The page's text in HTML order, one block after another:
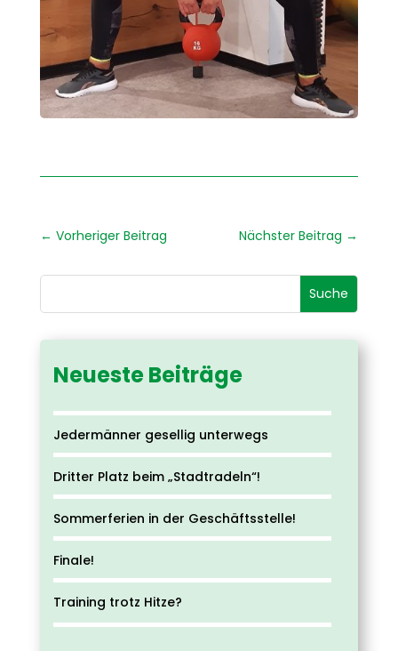
← Vorheriger Beitrag Nächster Beitrag →
Neueste Beiträge
Jedermänner gesellig unterwegs
Dritter Platz beim „Stadtradeln“!
Sommerferien in der Geschäftsstelle!
Finale!
Training trotz Hitze?